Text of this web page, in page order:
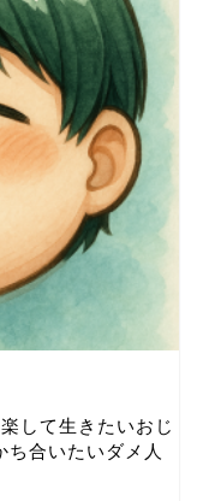
して生きたいおじ
ち合いたいダメ人